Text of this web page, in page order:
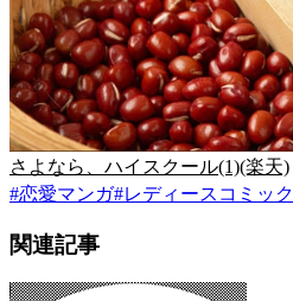
さよなら、ハイスクール(1)(楽天)
#恋愛マンガ#レディースコミック
関連記事